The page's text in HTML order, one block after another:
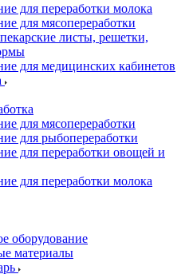
для переработки молока
для мясопереработки
листы, решетки,
для медицинских кабинетов
для мясопереработки
для рыбопереработки
для переработки овощей и
для переработки молока
оборудование
материалы